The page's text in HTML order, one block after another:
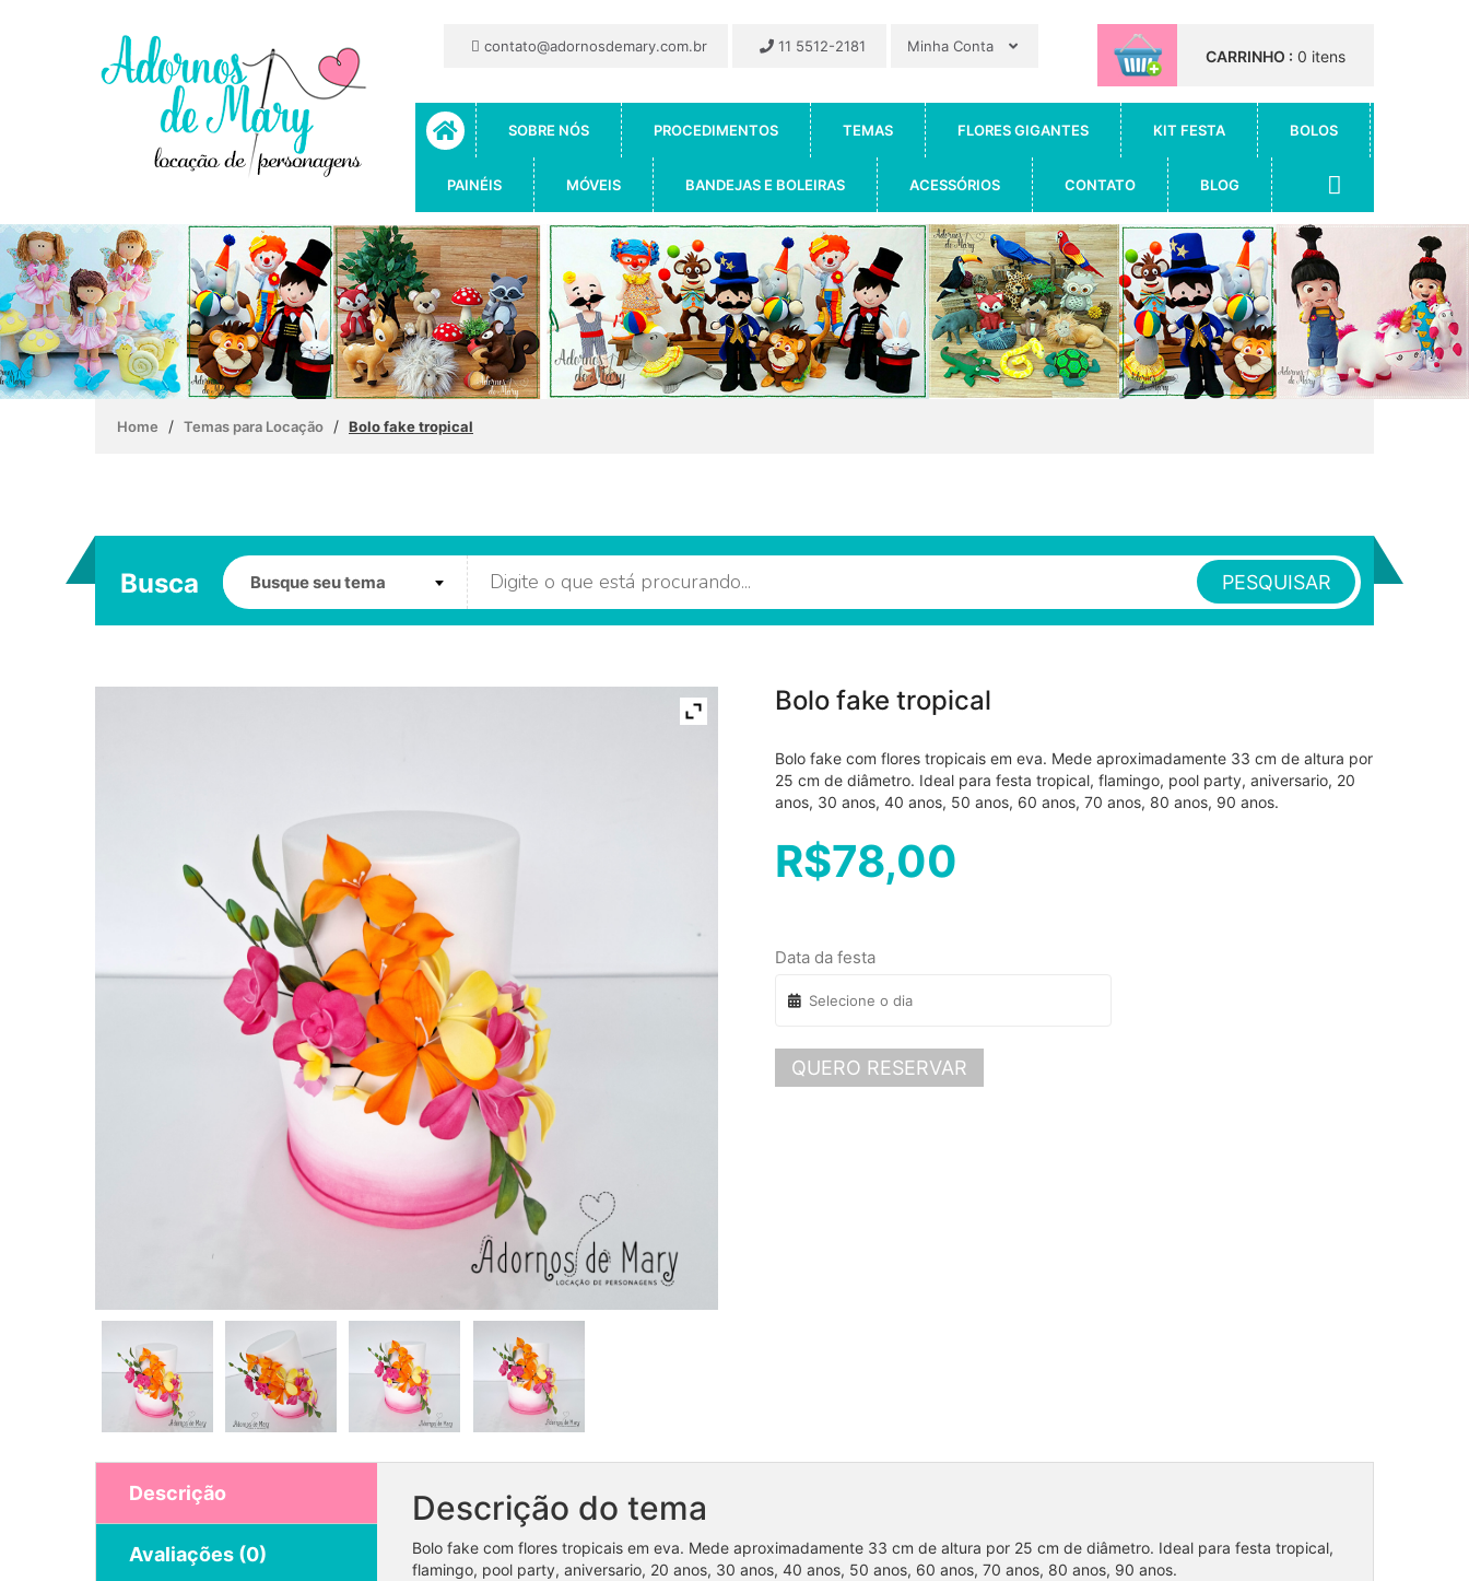
CARRINHO : 0 itens
contato@adornosdemary.com.br 11 5512-2181 Minha Conta
SOBRE NÓS PROCEDIMENTOS TEMAS FLORES GIGANTES KIT FESTA BOLOS
PAINÉIS MÓVEIS BANDEJAS E BOLEIRAS ACESSÓRIOS CONTATO BLOG
Home / Temas para Locação / Bolo fake tropical
Busca PESQUISAR
Bolo fake tropical
Bolo fake com flores tropicais em eva. Mede aproximadamente 33 cm de altura por
25 cm de diâmetro. Ideal para festa tropical, flamingo, pool party, aniversario, 20
anos, 30 anos, 40 anos, 50 anos, 60 anos, 70 anos, 80 anos, 90 anos.
R$78,00
Data da festa
QUERO RESERVAR
Descrição
Avaliações (0)
Descrição do tema
Bolo fake com flores tropicais em eva. Mede aproximadamente 33 cm de altura por 25 cm de diâmetro. Ideal para festa tropical,
flamingo, pool party, aniversario, 20 anos, 30 anos, 40 anos, 50 anos, 60 anos, 70 anos, 80 anos, 90 anos.